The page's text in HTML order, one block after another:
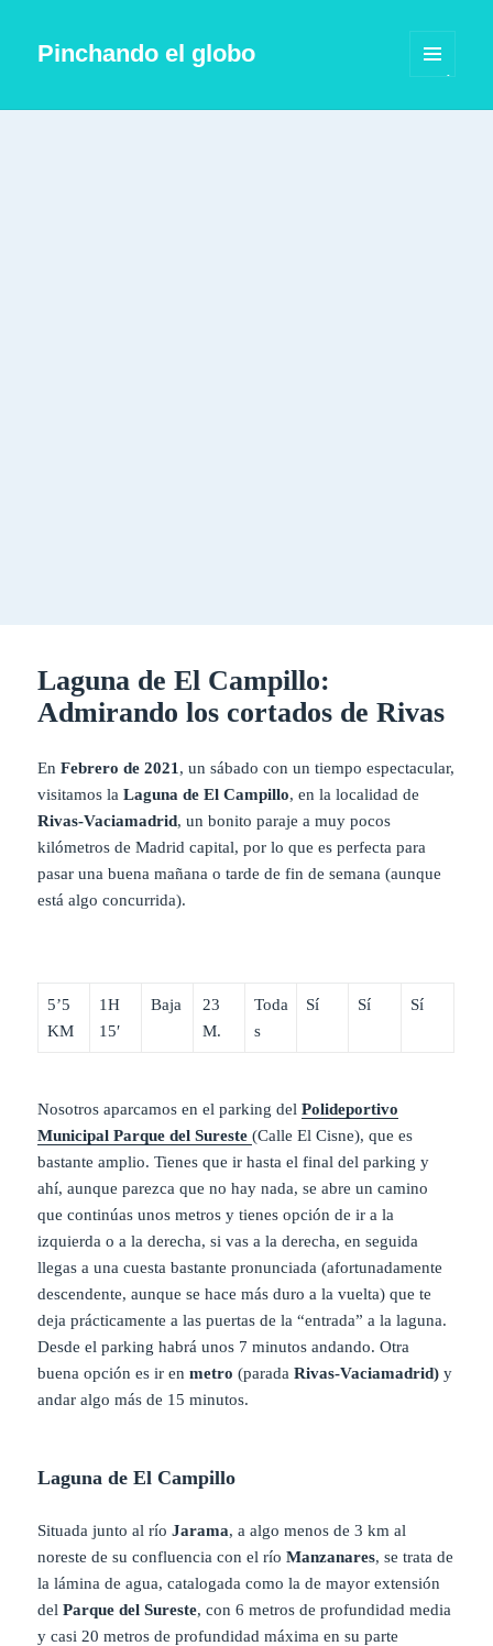
Pinchando el globo
WIDGETS
Laguna de El Campillo:
Admirando los cortados de Rivas
EnFebrero de 2021 , un sábado con un tiempo espectacular,
visitamos laLaguna de El Campillo, en la localidad de
Rivas-Vaciamadrid, un bonito paraje a muy pocos
kilómetros de Madrid capital, por lo que es perfecta para
pasar una buena mañana o tarde de fin de semana (aunque
está algo concurrida).
5’5
KM
1H
15′
Baja
23
M.
Toda
s
Sí Sí Sí
Nosotros aparcamos en el parking delPolideportivo
Municipal Parque del Sureste(Calle El Cisne), que es
bastante amplio. Tienes que ir hasta el final del parking y
ahí, aunque parezca que no hay nada, se abre un camino
que continúas unos metros y tienes opción de ir a la
izquierda o a la derecha, si vas a la derecha, en seguida
llegas a una cuesta bastante pronunciada (afortunadamente
descendente, aunque se hace más duro a la vuelta) que te
deja prácticamente a las puertas de la “entrada” a la laguna.
Desde el parking habrá unos 7 minutos andando. Otra
buena opción es ir enmetro (paradaRivas-Vaciamadrid) y
andar algo más de 15 minutos.
Laguna de El Campillo
Situada junto al ríoJarama, a algo menos de 3 km al
noreste de su confluencia con el ríoManzanares, se trata de
la lámina de agua, catalogada como la de mayor extensión
delParque del Sureste, con 6 metros de profundidad media
y casi 20 metros de profundidad máxima en su parte